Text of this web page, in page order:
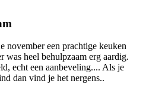
november een prachtige keuken
was heel behulpzaam erg aardig.
echt een aanbeveling.... Als je
dan vind je het nergens..